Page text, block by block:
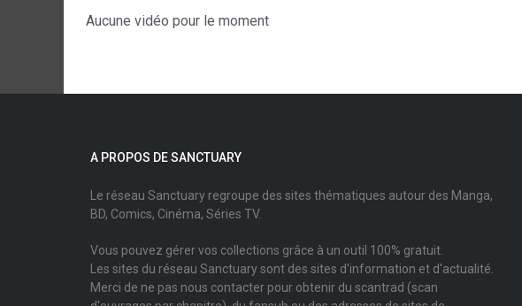
Aucune vidéo pour le moment
A PROPOS DE SANCTUARY
Le réseau Sanctuary regroupe des sites thématiques autour des Manga,
BD, Comics, Cinéma, Séries TV.
Vous pouvez gérer vos collections grâce à un outil 100% gratuit.
Les sites du réseau Sanctuary sont des sites d'information et d'actualité.
Merci de ne pas nous contacter pour obtenir du scantrad (scan